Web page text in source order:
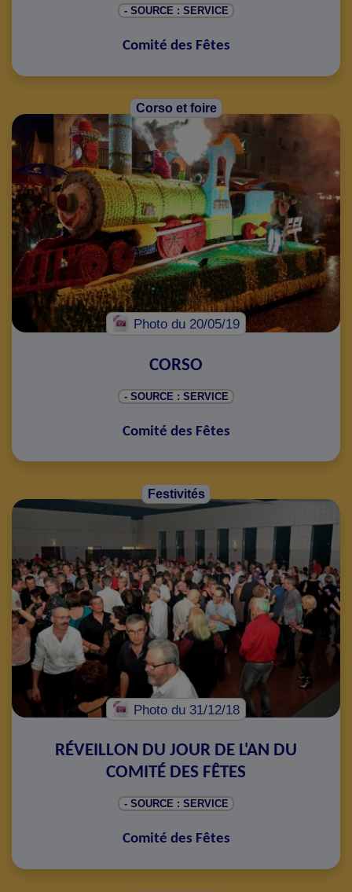
- SOURCE : SERVICE
Comité des Fêtes
Corso et foire
Photo du 20/05/19
CORSO
- SOURCE : SERVICE
Comité des Fêtes
Festivités
Photo du 31/12/18
RÉVEILLON DU JOUR DE L'AN DU
COMITÉ DES FÊTES
- SOURCE : SERVICE
Comité des Fêtes